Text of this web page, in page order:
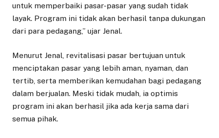
untuk memperbaiki pasar-pasar yang sudah tidak
layak. Program ini tidak akan berhasil tanpa dukungan
dari para pedagang,” ujar Jenal.
Menurut Jenal, revitalisasi pasar bertujuan untuk
menciptakan pasar yang lebih aman, nyaman, dan
tertib, serta memberikan kemudahan bagi pedagang
dalam berjualan. Meski tidak mudah, ia optimis
program ini akan berhasil jika ada kerja sama dari
semua pihak.